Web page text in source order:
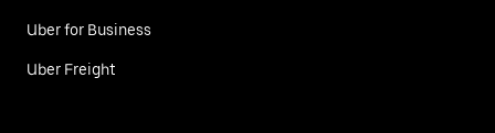
Uber for Business
Uber Freight